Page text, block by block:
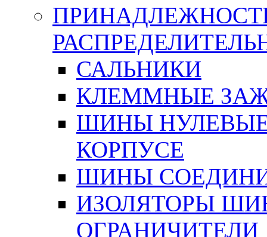
САЛЬНИКИ
КЛЕММНЫЕ
ШИНЫ
КОРПУСЕ
ШИНЫ
ИЗОЛЯТОРЫ
ОГРАНИЧИТЕЛИ